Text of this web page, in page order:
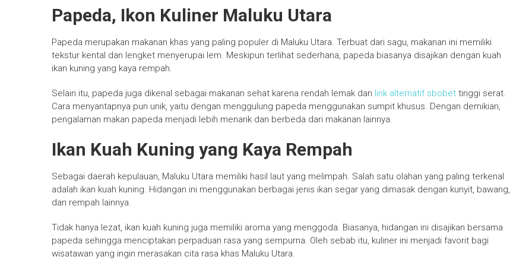
Papeda, Ikon Kuliner Maluku Utara
Papeda merupakan makanan khas yang paling populer di Maluku Utara. Terbuat dari sagu, makanan ini memiliki
tekstur kental dan lengket menyerupai lem. Meskipun terlihat sederhana, papeda biasanya disajikan dengan kuah
ikan kuning yang kaya rempah.
Selain itu, papeda juga dikenal sebagai makanan sehat karena rendah lemak dan link alternatif sbobet tinggi serat.
Cara menyantapnya pun unik, yaitu dengan menggulung papeda menggunakan sumpit khusus. Dengan demikian,
pengalaman makan papeda menjadi lebih menarik dan berbeda dari makanan lainnya.
Ikan Kuah Kuning yang Kaya Rempah
Sebagai daerah kepulauan, Maluku Utara memiliki hasil laut yang melimpah. Salah satu olahan yang paling terkenal
adalah ikan kuah kuning. Hidangan ini menggunakan berbagai jenis ikan segar yang dimasak dengan kunyit, bawang,
dan rempah lainnya.
Tidak hanya lezat, ikan kuah kuning juga memiliki aroma yang menggoda. Biasanya, hidangan ini disajikan bersama
papeda sehingga menciptakan perpaduan rasa yang sempurna. Oleh sebab itu, kuliner ini menjadi favorit bagi
wisatawan yang ingin merasakan cita rasa khas Maluku Utara.